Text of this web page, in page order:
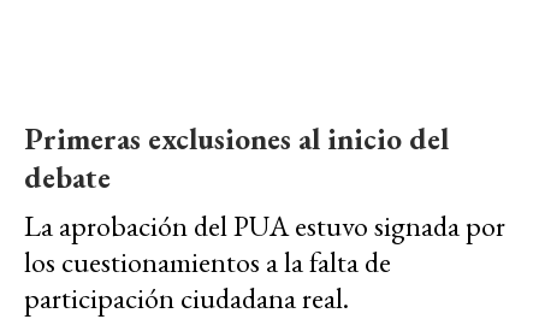
Primeras exclusiones al inicio del
debate
La aprobación del PUA estuvo signada por
los cuestionamientos a la falta de
participación ciudadana real.